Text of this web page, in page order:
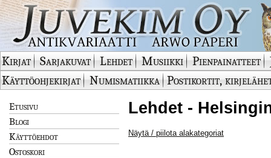
Kirjat Sarjakuvat Lehdet Musiikki Pienpainatteet
Käyttöohjekirjat
Numismatiikka Postikortit,
Etusivu
Blogi
Käyttöehdot
Ostoskori
Lehdet -
Näytä / piilota alakategoriat